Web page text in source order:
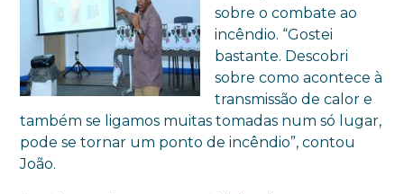
sobre o combate ao
incêndio. “Gostei
bastante. Descobri
sobre como acontece à
transmissão de calor e
também se ligamos muitas tomadas num só lugar,
pode se tornar um ponto de incêndio”, contou
João.